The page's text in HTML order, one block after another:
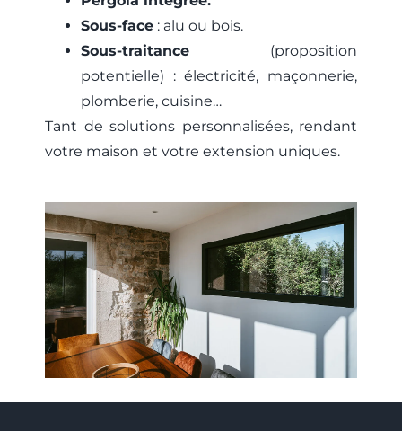
Sous-face : alu ou bois.
Sous-traitance (proposition
potentielle) : électricité, maçonnerie,
plomberie, cuisine…
Tant de solutions personnalisées, rendant
votre maison et votre extension uniques.